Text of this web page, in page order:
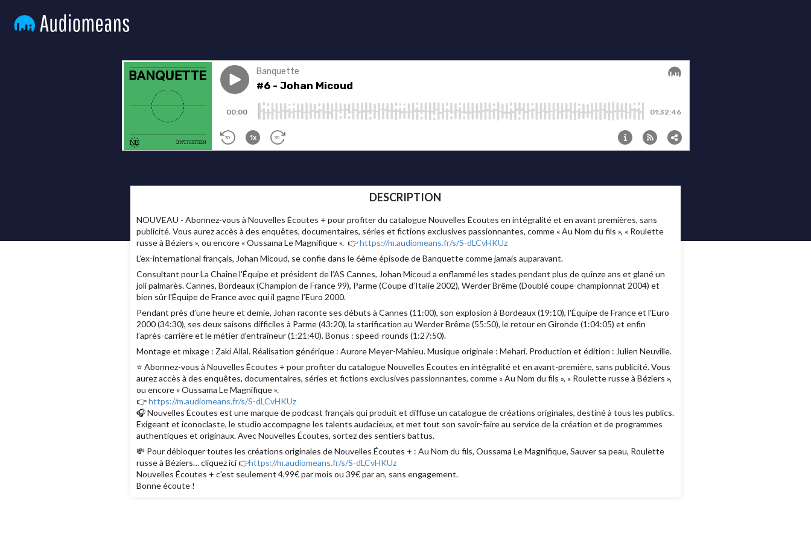
DESCRIPTION
NOUVEAU - Abonnez-vous à Nouvelles Écoutes + pour profiter du catalogue Nouvelles Écoutes en intégralité et en avant premières, sans
publicité. Vous aurez accès à des enquêtes, documentaires, séries et fictions exclusives passionnantes, comme « Au Nom du fils », « Roulette
russe à Béziers », ou encore « Oussama Le Magnifique ». 👉https://m.audiomeans.fr/s/S-dLCvHKUz
L’ex-international français, Johan Micoud, se confie dans le 6ème épisode de Banquette comme jamais auparavant.
Consultant pour La Chaîne l'Équipe et président de l’AS Cannes, Johan Micoud a enflammé les stades pendant plus de quinze ans et glané un
joli palmarès. Cannes, Bordeaux (Champion de France 99), Parme (Coupe d’Italie 2002), Werder Brême (Doublé coupe-championnat 2004) et
bien sûr l'Équipe de France avec qui il gagne l’Euro 2000.
Pendant près d’une heure et demie, Johan raconte ses débuts à Cannes (11:00), son explosion à Bordeaux (19:10), l'Équipe de France et l’Euro
2000 (34:30), ses deux saisons difficiles à Parme (43:20), la starification au Werder Brême (55:50), le retour en Gironde (1:04:05) et enfin
l’après-carrière et le métier d’entraîneur (1:21:40). Bonus : speed-rounds (1:27:50).
Montage et mixage : Zaki Allal. Réalisation générique : Aurore Meyer-Mahieu. Musique originale : Mehari. Production et édition : Julien Neuville.
⭐️ Abonnez-vous à Nouvelles Écoutes + pour profiter du catalogue Nouvelles Écoutes en intégralité et en avant-première, sans publicité. Vous
aurez accès à des enquêtes, documentaires, séries et fictions exclusives passionnantes, comme « Au Nom du fils », « Roulette russe à Béziers »,
ou encore « Oussama Le Magnifique ».
👉https://m.audiomeans.fr/s/S-dLCvHKUz
🎧 Nouvelles Écoutes est une marque de podcast français qui produit et diffuse un catalogue de créations originales, destiné à tous les publics.
Exigeant et iconoclaste, le studio accompagne les talents audacieux, et met tout son savoir-faire au service de la création et de programmes
authentiques et originaux. Avec Nouvelles Écoutes, sortez des sentiers battus.
💸 Pour débloquer toutes les créations originales de Nouvelles Écoutes + : Au Nom du fils, Oussama Le Magnifique, Sauver sa peau, Roulette
russe à Béziers… cliquez ici 👉https://m.audiomeans.fr/s/S-dLCvHKUz
Nouvelles Écoutes + c'est seulement 4,99€ par mois ou 39€ par an, sans engagement.
Bonne écoute !